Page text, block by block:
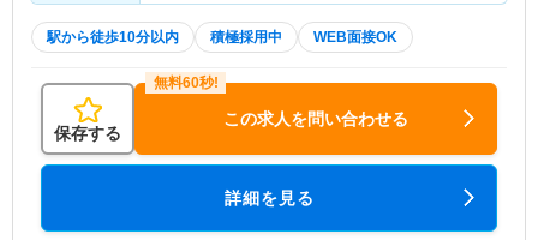
駅から徒歩10分以内 積極採用中 WEB面接OK
保存する
この求人を問い合わせる
詳細を見る